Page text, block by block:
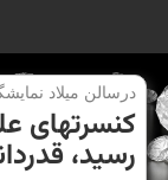
درسالن میلاد
رسید،